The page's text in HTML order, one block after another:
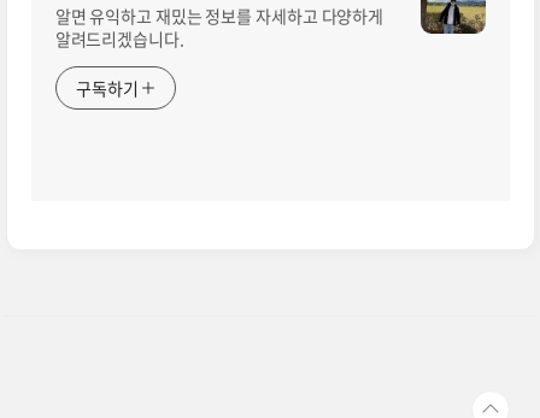
알면 유익하고 재밌는 정보를 자세하고 다양하게
알려드리겠습니다.
구독하기